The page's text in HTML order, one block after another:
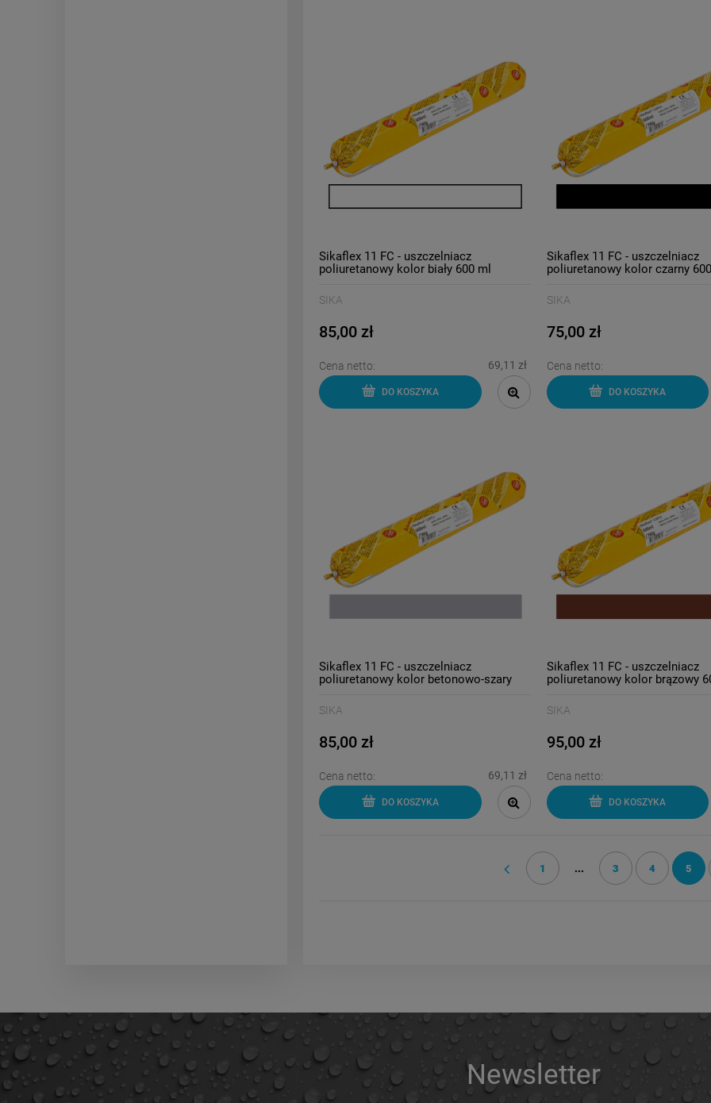
Sikaflex 11 FC - uszczelniacz
poliuretanowy kolor biały 600 ml
SIKA
85,00 zł
Cena netto: 69,11 zł
DO KOSZYKA
Sikaflex 11 FC - uszczelniacz
poliuretanowy kolor czarny
SIKA
75,00 zł
Cena netto:
DO KOSZYKA
Sikaflex 11 FC - uszczelniacz
poliuretanowy kolor betonowo-szary
SIKA
85,00 zł
Cena netto: 69,11 zł
DO KOSZYKA
Sikaflex 11 FC - uszczelniacz
poliuretanowy kolor brązowy
SIKA
95,00 zł
Cena netto:
DO KOSZYKA
1 ... 3 4 5
Newsletter